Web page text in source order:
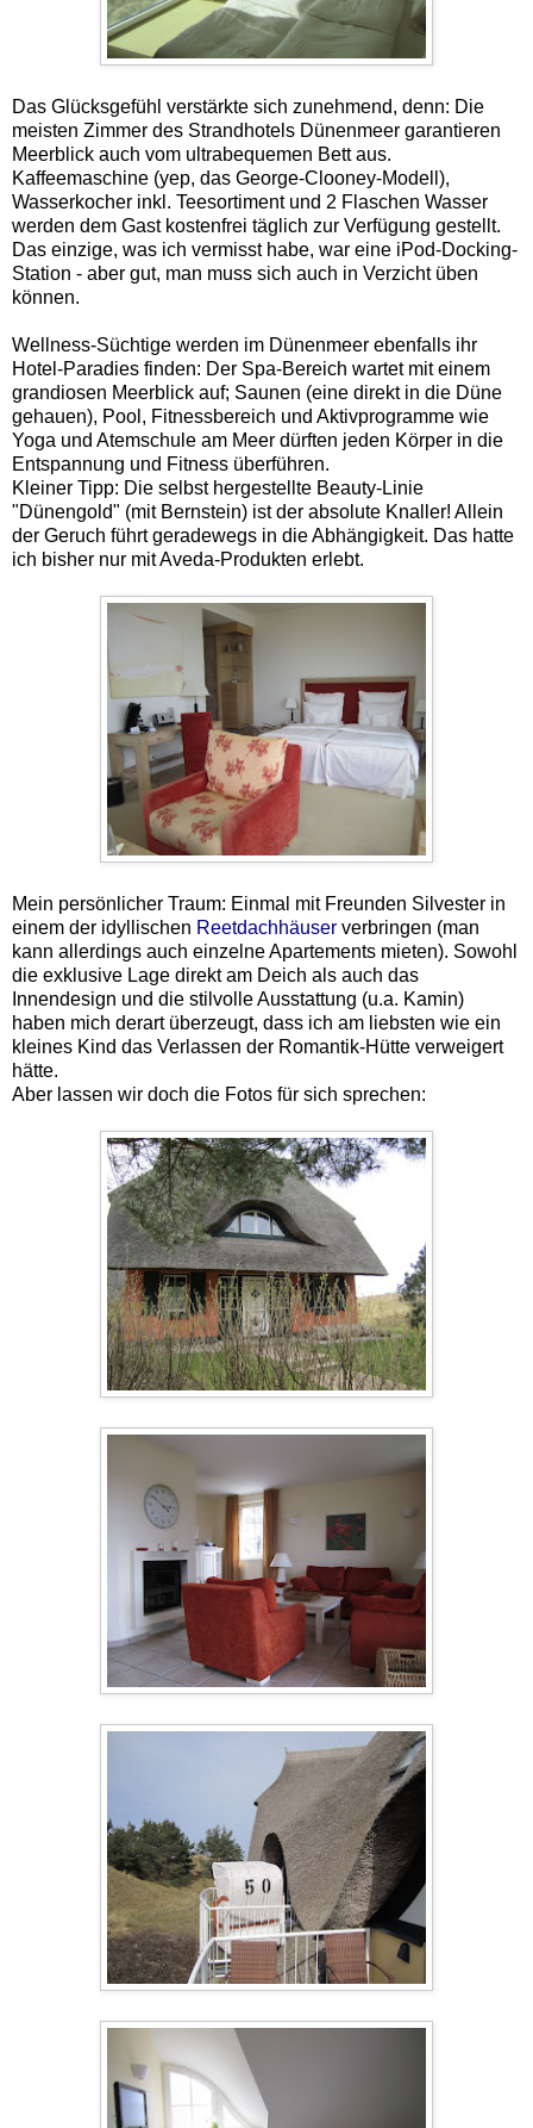
Das Glücksgefühl verstärkte sich zunehmend, denn: Die
meisten Zimmer des Strandhotels Dünenmeer garantieren
Meerblick auch vom ultrabequemen Bett aus.
Kaffeemaschine (yep, das George-Clooney-Modell),
Wasserkocher inkl. Teesortiment und 2 Flaschen Wasser
werden dem Gast kostenfrei täglich zur Verfügung gestellt.
Das einzige, was ich vermisst habe, war eine iPod-Docking-
Station - aber gut, man muss sich auch in Verzicht üben
können.
Wellness-Süchtige werden im Dünenmeer ebenfalls ihr
Hotel-Paradies finden: Der Spa-Bereich wartet mit einem
grandiosen Meerblick auf; Saunen (eine direkt in die Düne
gehauen), Pool, Fitnessbereich und Aktivprogramme wie
Yoga und Atemschule am Meer dürften jeden Körper in die
Entspannung und Fitness überführen.
Kleiner Tipp: Die selbst hergestellte Beauty-Linie
"Dünengold" (mit Bernstein) ist der absolute Knaller! Allein
der Geruch führt geradewegs in die Abhängigkeit. Das hatte
ich bisher nur mit Aveda-Produkten erlebt.
Mein persönlicher Traum: Einmal mit Freunden Silvester in
einem der idyllischen Reetdachhäuser verbringen (man
kann allerdings auch einzelne Apartements mieten). Sowohl
die exklusive Lage direkt am Deich als auch das
Innendesign und die stilvolle Ausstattung (u.a. Kamin)
haben mich derart überzeugt, dass ich am liebsten wie ein
kleines Kind das Verlassen der Romantik-Hütte verweigert
hätte.
Aber lassen wir doch die Fotos für sich sprechen: